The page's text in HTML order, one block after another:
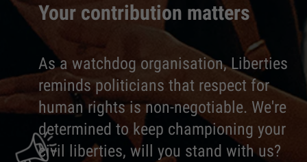
Your contribution matters
As a watchdog organisation, Liberties
reminds politicians that respect for
human rights is non-negotiable. We're
determined to keep championing your
civil liberties, will you stand with us?